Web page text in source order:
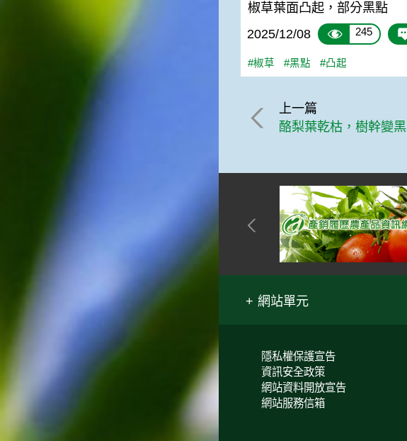
椒草葉面凸起，部分黑點
2025/12/08
245
#椒草 #黑點 #凸起
上一篇
酪梨葉乾枯，樹幹變黑
網站單元
隱私權保護宣告
資訊安全政策
網站資料開放宣告
網站服務信箱